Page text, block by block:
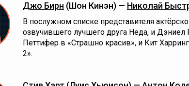
Джо Бирн (Шон Кинэн) — Николай
В послужном списке представителя
озвучившего лучшего друга Неда, и
Петтифер в «Страшно красив», и Кит
2».